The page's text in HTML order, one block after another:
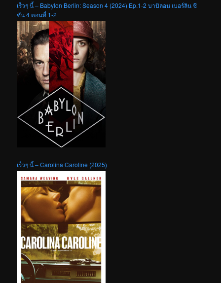
เร็วๆ นี้ – Babylon Berlin: Season 4 (2024) Ep.1-2 บาบิลอน เบอร์ลิน ซี
ซัน 4 ตอนที่ 1-2
เร็วๆ นี้ – Carolina Caroline (2025)